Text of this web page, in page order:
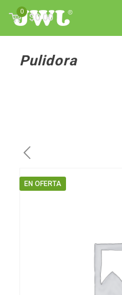
0
$0.00
Pulidora
EN OFERTA